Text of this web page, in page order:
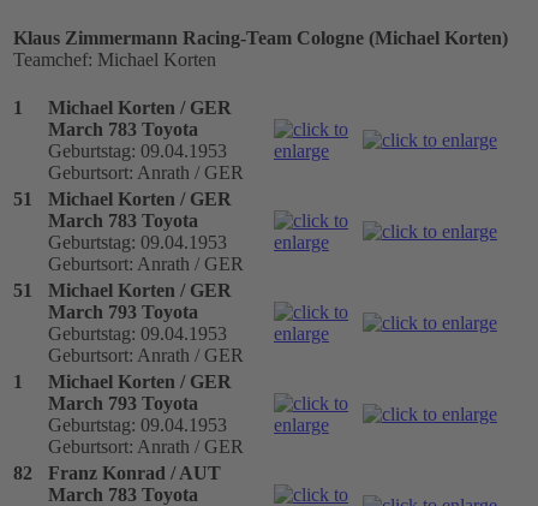
Klaus Zimmermann Racing-Team Cologne (Michael Korten)
Teamchef: Michael Korten
1
Michael Korten / GER
March 783 Toyota
Geburtstag: 09.04.1953
Geburtsort: Anrath / GER
51
Michael Korten / GER
March 783 Toyota
Geburtstag: 09.04.1953
Geburtsort: Anrath / GER
51
Michael Korten / GER
March 793 Toyota
Geburtstag: 09.04.1953
Geburtsort: Anrath / GER
1
Michael Korten / GER
March 793 Toyota
Geburtstag: 09.04.1953
Geburtsort: Anrath / GER
82
Franz Konrad / AUT
March 783 Toyota